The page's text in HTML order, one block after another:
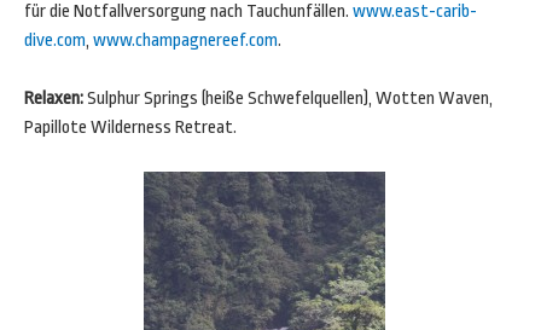
für die Notfallversorgung nach Tauchunfällen. www.east-carib-
dive.com, www.champagnereef.com.
Relaxen:Sulphur Springs (heiße Schwefelquellen), Wotten Waven,
Papillote Wilderness Retreat.